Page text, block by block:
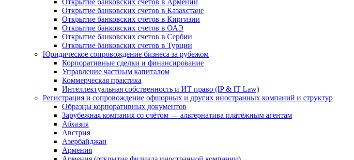
Открытие банковских счетов в Армении
Открытие банковских счетов в Казахстане
Открытие банковских счетов в Киргизии
Открытие банковских счетов в ОАЭ
Открытие банковских счетов в Сербии
Открытие банковских счетов в Турции
Юридическое сопровождение бизнеса за рубежом
Корпоративные сделки и финансирование
Управление частным капиталом
Коммерческая практика
Интеллектуальная собственность и ИТ право (IP & IT Law)
Регистрация и сопровождение офшорных и других иностранных компаний и структур
Образцы корпоративных документов
Зарубежная компания со счётом — альтернатива платёжным агентам
Абхазия
Австрия
Азербайджан
Армения